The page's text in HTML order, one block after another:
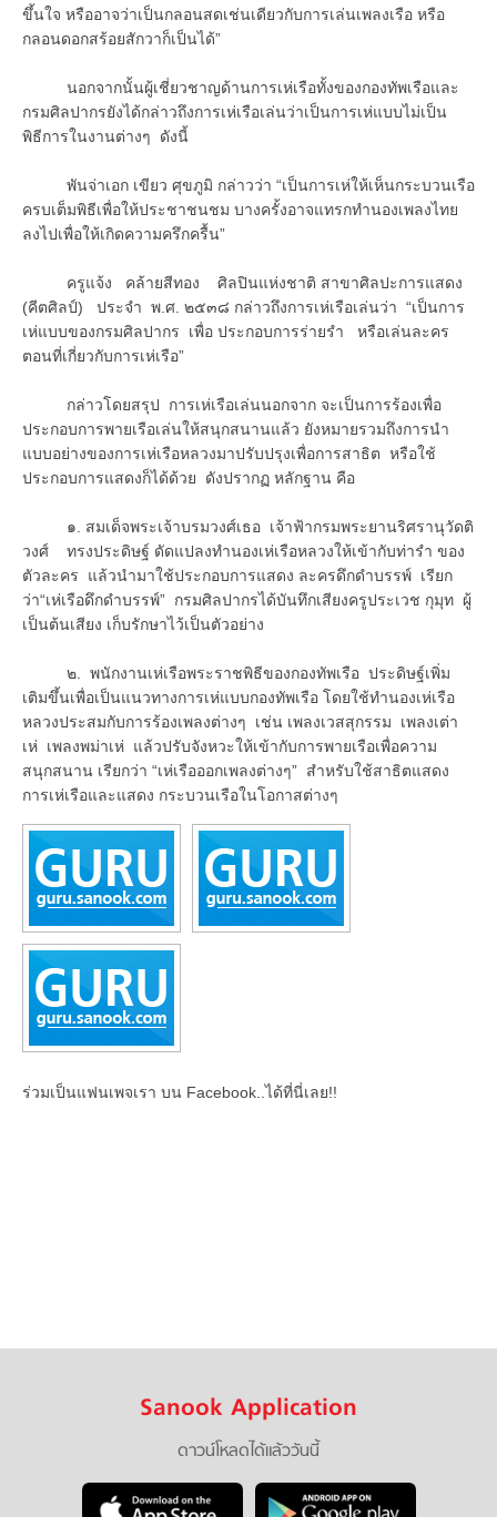
ขึ้นใจ หรืออาจว่าเป็นกลอนสดเช่นเดียวกับการเล่นเพลงเรือ หรือ
กลอนดอกสร้อยสักวาก็เป็นได้”
นอกจากนั้นผู้เชี่ยวชาญด้านการเห่เรือทั้งของกองทัพเรือและ
กรมศิลปากรยังได้กล่าวถึงการเห่เรือเล่นว่าเป็นการเห่แบบไม่เป็น
พิธีการในงานต่างๆ ดังนี้
พันจ่าเอก เขียว ศุขภูมิ กล่าวว่า “เป็นการเห่ให้เห็นกระบวนเรือ
ครบเต็มพิธีเพื่อให้ประชาชนชม บางครั้งอาจแทรกทำนองเพลงไทย
ลงไปเพื่อให้เกิดความครึกครื้น”
ครูแจ้ง คล้ายสีทอง ศิลปินแห่งชาติ สาขาศิลปะการแสดง
(คีตศิลป์) ประจำ พ.ศ. ๒๕๓๘ กล่าวถึงการเห่เรือเล่นว่า “เป็นการ
เห่แบบของกรมศิลปากร เพื่อ ประกอบการร่ายรำ หรือเล่นละคร
ตอนที่เกี่ยวกับการเห่เรือ”
กล่าวโดยสรุป การเห่เรือเล่นนอกจาก จะเป็นการร้องเพื่อ
ประกอบการพายเรือเล่นให้สนุกสนานแล้ว ยังหมายรวมถึงการนำ
แบบอย่างของการเห่เรือหลวงมาปรับปรุงเพื่อการสาธิต หรือใช้
ประกอบการแสดงก็ได้ด้วย ดังปรากฏ หลักฐาน คือ
๑. สมเด็จพระเจ้าบรมวงศ์เธอ เจ้าฟ้ากรมพระยานริศรานุวัดติ
วงศ์ ทรงประดิษฐ์ ดัดแปลงทำนองเห่เรือหลวงให้เข้ากับท่ารำ ของ
ตัวละคร แล้วนำมาใช้ประกอบการแสดง ละครดึกดำบรรพ์ เรียก
ว่า“เห่เรือดึกดำบรรพ์” กรมศิลปากรได้บันทึกเสียงครูประเวช กุมุท ผู้
เป็นต้นเสียง เก็บรักษาไว้เป็นตัวอย่าง
๒. พนักงานเห่เรือพระราชพิธีของกองทัพเรือ ประดิษฐ์เพิ่ม
เติมขึ้นเพื่อเป็นแนวทางการเห่แบบกองทัพเรือ โดยใช้ทำนองเห่เรือ
หลวงประสมกับการร้องเพลงต่างๆ เช่น เพลงเวสสุกรรม เพลงเต่า
เห่ เพลงพม่าเห่ แล้วปรับจังหวะให้เข้ากับการพายเรือเพื่อความ
สนุกสนาน เรียกว่า “เห่เรือออกเพลงต่างๆ” สำหรับใช้สาธิตแสดง
การเห่เรือและแสดง กระบวนเรือในโอกาสต่างๆ
ร่วมเป็นแฟนเพจเรา บน Facebook..ได้ที่นี่เลย!!
Sanook Application
ดาวน์โหลดได้แล้ววันนี้